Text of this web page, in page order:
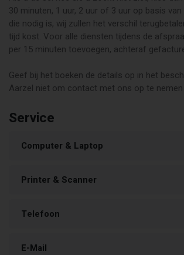
24/7
* Wereldwijde
30 minuten, 1 uur, 2 uur of 3 uur op basis
die nodig is, wij zullen het verschil
tijd kost. Voor alle diensten tijdens de
per 15 minuten toevoegen, achteraf
Geef bij het boeken de details op in het
Aarzel niet om contact met ons op te nemen
Service
Computer & Laptop
Printer & Scanner
Telefoon
E-Mail